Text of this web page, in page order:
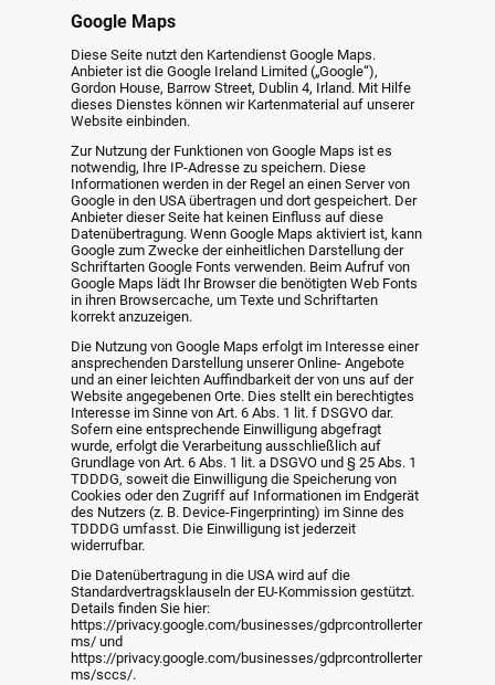
Google Maps
Diese Seite nutzt den Kartendienst Google Maps.
Anbieter ist die Google Ireland Limited („Google“),
Gordon House, Barrow Street, Dublin 4, Irland. Mit Hilfe
dieses Dienstes können wir Kartenmaterial auf unserer
Website einbinden.
Zur Nutzung der Funktionen von Google Maps ist es
notwendig, Ihre IP-Adresse zu speichern. Diese
Informationen werden in der Regel an einen Server von
Google in den USA übertragen und dort gespeichert. Der
Anbieter dieser Seite hat keinen Einfluss auf diese
Datenübertragung. Wenn Google Maps aktiviert ist, kann
Google zum Zwecke der einheitlichen Darstellung der
Schriftarten Google Fonts verwenden. Beim Aufruf von
Google Maps lädt Ihr Browser die benötigten Web Fonts
in ihren Browsercache, um Texte und Schriftarten
korrekt anzuzeigen.
Die Nutzung von Google Maps erfolgt im Interesse einer
ansprechenden Darstellung unserer Online- Angebote
und an einer leichten Auffindbarkeit der von uns auf der
Website angegebenen Orte. Dies stellt ein berechtigtes
Interesse im Sinne von Art. 6 Abs. 1 lit. f DSGVO dar.
Sofern eine entsprechende Einwilligung abgefragt
wurde, erfolgt die Verarbeitung ausschließlich auf
Grundlage von Art. 6 Abs. 1 lit. a DSGVO und § 25 Abs. 1
TDDDG, soweit die Einwilligung die Speicherung von
Cookies oder den Zugriff auf Informationen im Endgerät
des Nutzers (z. B. Device-Fingerprinting) im Sinne des
TDDDG umfasst. Die Einwilligung ist jederzeit
widerrufbar.
Die Datenübertragung in die USA wird auf die
Standardvertragsklauseln der EU-Kommission gestützt.
Details finden Sie hier:
https://privacy.google.com/businesses/gdprcontrollerter
ms/ und
https://privacy.google.com/businesses/gdprcontrollerter
ms/sccs/.